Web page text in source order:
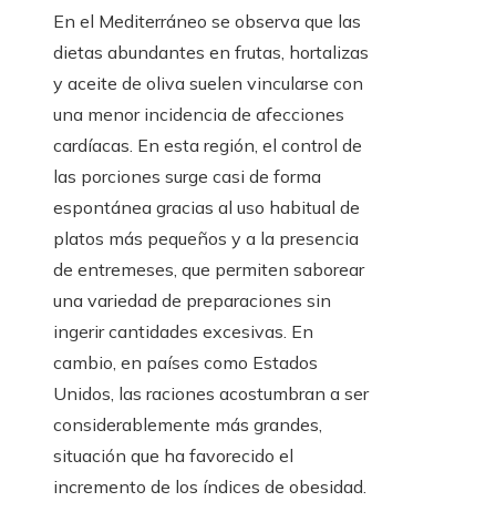
En el Mediterráneo se observa que las
dietas abundantes en frutas, hortalizas
y aceite de oliva suelen vincularse con
una menor incidencia de afecciones
cardíacas. En esta región, el control de
las porciones surge casi de forma
espontánea gracias al uso habitual de
platos más pequeños y a la presencia
de entremeses, que permiten saborear
una variedad de preparaciones sin
ingerir cantidades excesivas. En
cambio, en países como Estados
Unidos, las raciones acostumbran a ser
considerablemente más grandes,
situación que ha favorecido el
incremento de los índices de obesidad.